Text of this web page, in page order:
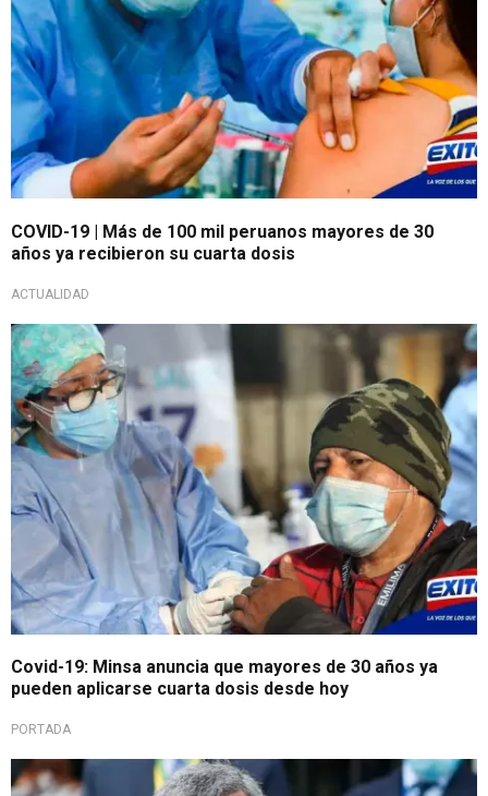
COVID-19 | Más de 100 mil peruanos mayores de 30
años ya recibieron su cuarta dosis
ACTUALIDAD
Covid-19: Minsa anuncia que mayores de 30 años ya
pueden aplicarse cuarta dosis desde hoy
PORTADA